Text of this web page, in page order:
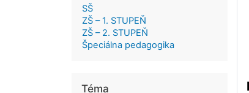
SŠ
ZŠ – 1. STUPEŇ
ZŠ – 2. STUPEŇ
Špeciálna pedagogika
Téma